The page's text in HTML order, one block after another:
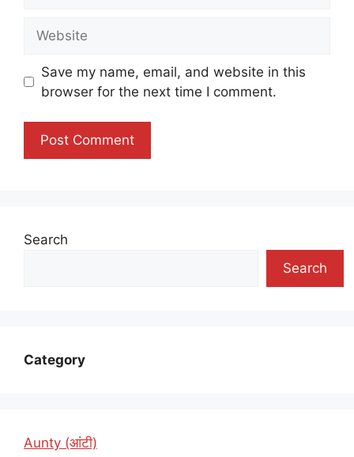
Save my name, email, and website in this
browser for the next time I comment.
Search
Search
Category
Aunty (आंटी)